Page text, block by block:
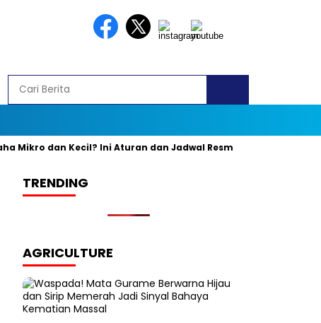
dan Kecil? Ini Aturan dan Jadwal Resminya
TRENDING
AGRICULTURE